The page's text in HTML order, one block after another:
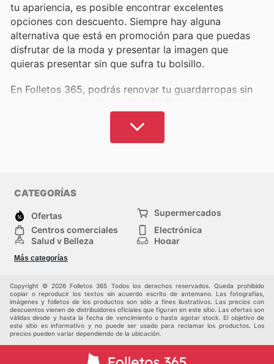
tu apariencia, es posible encontrar excelentes
opciones con descuento. Siempre hay alguna
alternativa que está en promoción para que puedas
disfrutar de la moda y presentar la imagen que
quieras presentar sin que sufra tu bolsillo.
En Folletos 365, podrás renovar tu guardarropas sin
mujer y para hombre, moda infantil, vestimenta
deportiva y mucho más. ¿Cuáles son tus marcas
tus deseos y a tus posibilidades. Encuentra la
que prendas están en oferta cerca de ti o que puedes
pedir online para aprovechar las ofertas al momento.
En Ecuador, podrás encontrar una gran variedad de
prestigio y calidad que te permitirán verte siempre
bien y a la moda. Descubre las mejores ofertas de las
tiendas en tu zona y tiendas en línea que te darán
acceso a prendas de lujo a los precios más bajos.
Aprovecha los descuentos que están vigentes de
momento para conseguir la ropa más atractiva.
CATEGORÍAS
Ofertas
Supermercados
Centros comerciales
Electrónica
Salud y Belleza
Hogar
Construcción
Más categorías
Copyright © 2026 Folletos 365 Todos los derechos reservados. Queda prohibido
copiar o reproducir los textos sin acuerdo escrito de antemano. Las fotografías,
imágenes y folletos de los productos son sólo a fines ilustrativos. Las precios con
descuentos vienen de distribuidores oficiales que figuran en este sitio. Las ofertas son
válidas desde y hasta la fecha de vencimiento o hasta agotar stock. El objetivo de
este sitio es informativo y no puede ser usado para reclamar los productos. Los
precios pueden variar dependiendo de la ubicación.